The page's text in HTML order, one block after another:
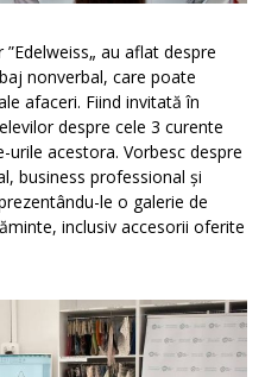
au aflat despre
nonverbal, care poate
afaceri. Fiind invitată în
despre cele 3 curente
urile acestora. Vorbesc despre
business professional și
le o galerie de
inclusiv accesorii oferite